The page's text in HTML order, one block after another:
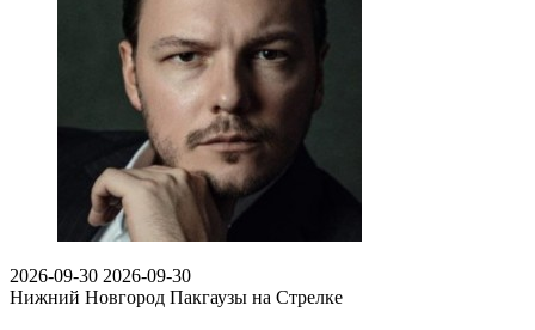
2026-09-30 2026-09-30
Нижний Новгород Пакгаузы на Стрелке